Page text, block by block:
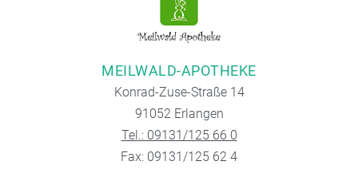
MEILWALD-APOTHEKE
Konrad-Zuse-Straße 14
91052 Erlangen
Tel.: 09131/125 66 0
Fax: 09131/125 62 4